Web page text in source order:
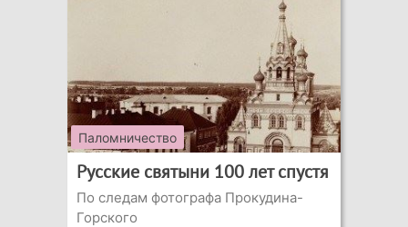
Паломничество
Русские святыни 100 лет спустя
По следам фотографа Прокудина-
Горского